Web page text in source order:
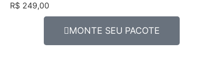
R$ 249,00
MONTE SEU PACOTE